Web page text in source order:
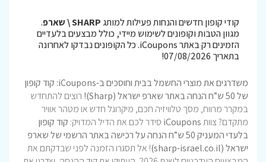
קודי קופון חדשים והנחות פעילות למותגSHARP \ שארפ
.
מגוון הטבות וקופונים לשימוש מיידי, כולל מבצעים בלעדיים
הזמינים רק באתר iCoupons. כל הקופונים נבדקו לאחרונה
בתאריך 07/08/2026!
משדרגים את מוצרי החשמל בבית וחוסכים ב-iCoupons: קוד קופון
של 50 ש”ח הנחה באתר שארפ ישראל (Sharp)!
רוצים להתחדש
במקרר מרווח, מסך טלוויזיה חכם, מיקרוגל חדש או מטהר אוויר
מתקדם? צוותiCoupons סידר לכם את הדיל המדויק: קוד קופון
בלעדי המעניק 50 ש”ח הנחה על רכישה באתר הרשמי של שארפ
ישראל (sharp-israel.co.il)
! אל תסגרו הזמנה לפני שבדקתם את